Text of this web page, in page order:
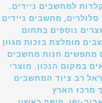
למחשבים ניידים.
סלולרים, מחשבים ניידים
נוספים בתחום
מומלצת בזכות מגוון
מחפשים חנות מחשבים
במקום הנכון. מוצרי
רב ציוד המחשבים
מרכז הארץ